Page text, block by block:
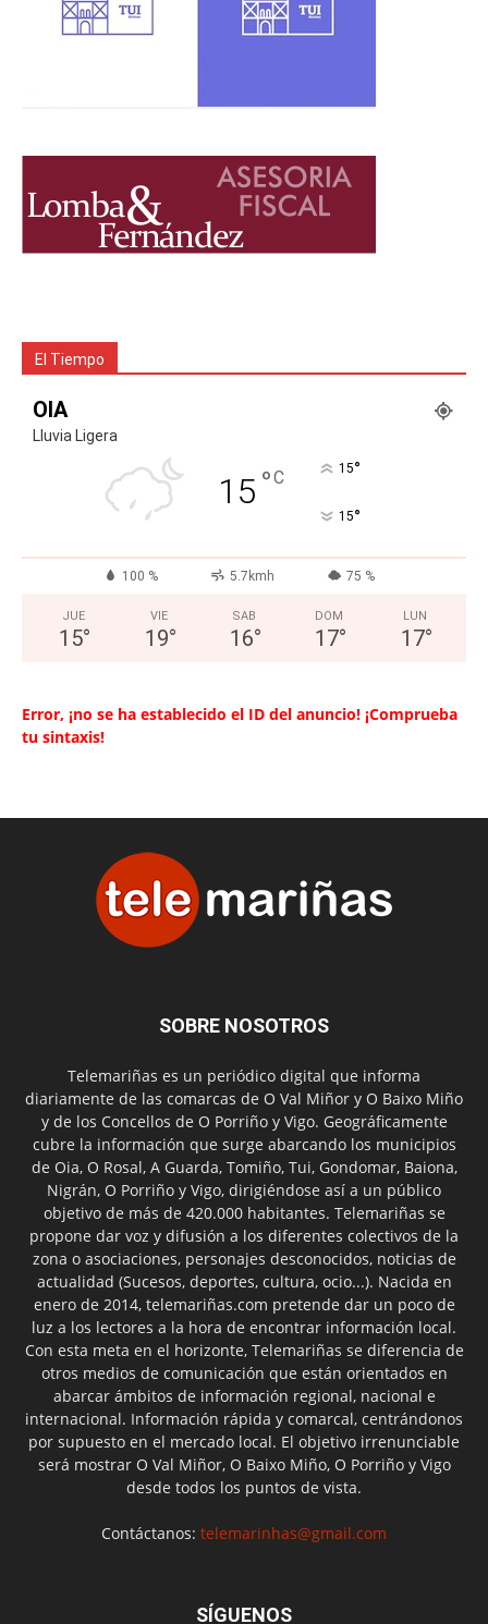
El Tiempo
OIA
Lluvia Ligera
15 °C 15°
15°
100 % 5.7kmh 75 %
JUE
15°
VIE
19°
SAB
16°
DOM
17°
LUN
17°
Error, ¡no se ha establecido el ID del anuncio! ¡Comprueba
tu sintaxis!
SOBRE NOSOTROS
Telemariñas es un periódico digital que informa
diariamente de las comarcas de O Val Miñor y O Baixo Miño
y de los Concellos de O Porriño y Vigo. Geográficamente
cubre la información que surge abarcando los municipios
de Oia, O Rosal, A Guarda, Tomiño, Tui, Gondomar, Baiona,
Nigrán, O Porriño y Vigo, dirigiéndose así a un público
objetivo de más de 420.000 habitantes. Telemariñas se
propone dar voz y difusión a los diferentes colectivos de la
zona o asociaciones, personajes desconocidos, noticias de
actualidad (Sucesos, deportes, cultura, ocio...). Nacida en
enero de 2014, telemariñas.com pretende dar un poco de
luz a los lectores a la hora de encontrar información local.
Con esta meta en el horizonte, Telemariñas se diferencia de
otros medios de comunicación que están orientados en
abarcar ámbitos de información regional, nacional e
internacional. Información rápida y comarcal, centrándonos
por supuesto en el mercado local. El objetivo irrenunciable
será mostrar O Val Miñor, O Baixo Miño, O Porriño y Vigo
desde todos los puntos de vista.
Contáctanos: telemarinhas@gmail.com
SÍGUENOS